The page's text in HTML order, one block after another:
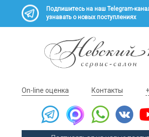
Подпишитесь на наш Telegram-
узнавать о новых поступлениях
On-line оценка Контакты